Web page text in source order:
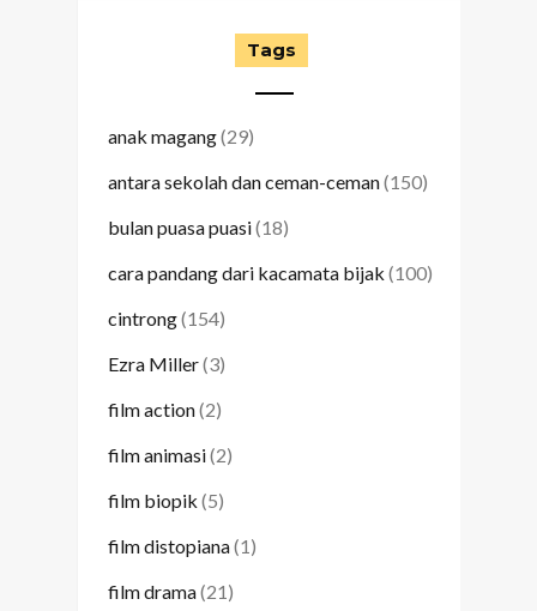
Tags
anak magang(29)
antara sekolah dan ceman-ceman(150)
bulan puasa puasi(18)
cara pandang dari kacamata bijak (100)
cintrong(154)
Ezra Miller(3)
film action(2)
film animasi(2)
film biopik (5)
film distopiana(1)
film drama(21)